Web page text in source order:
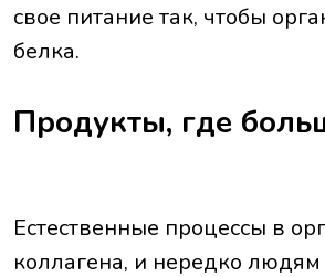
свое питание так, чтобы
белка.
Продукты, где
Естественные процессы в
коллагена, и нередко